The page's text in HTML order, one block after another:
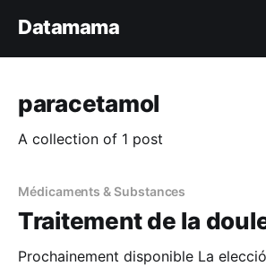
Datamama
paracetamol
A collection of 1 post
Médicaments & Substances
Traitement de la
Prochainement disponible La elección de camisetas